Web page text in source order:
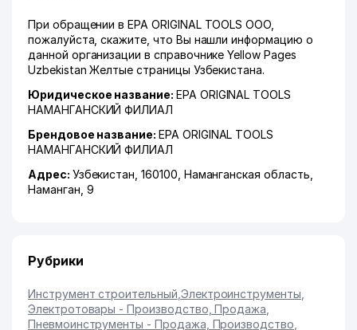
При обращении в EPA ORIGINAL TOOLS ООО,
пожалуйста, скажите, что Вы нашли информацию о
данной организации в справочнике Yellow Pages
Uzbekistan Желтые страницы Узбекистана.
Юридическое название: EPA ORIGINAL TOOLS
НАМАНГАНСКИЙ ФИЛИАЛ
Брендовое название: EPA ORIGINAL TOOLS
НАМАНГАНСКИЙ ФИЛИАЛ
Адрес: Узбекистан, 160100, Наманганская область
Наманган , 9
Рубрики
Инструмент строительный Электроинструменты
Электротовары - Производство, Продажа
Пневмоинструменты - Продажа, Производство